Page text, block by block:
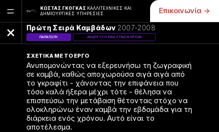
= ΚΏΣΤΑΣ ΓΚΌΓΚΑΣ ΚΑΛΛΙΤΕΧΝΙΚΈΣ ΚΑΙ
ΔΗΜΙΟΥΡΓΙΚΈΣ ΥΠΗΡΕΣΊΕΣ
Επικοινωνία ->
Πρώτη Σειρά Καμβάδων 2007-2008
ΠΑΡΑΓΩΓΉ ΑΝΆΠΤΥΞΗ ΕΙΚΑΣΤΙΚΏΝ ΈΡΓΩΝ
ΣΧΕΤΙΚΆ ΜΕ ΤΟ ΈΡΓΟ
Ανυπομονώντας να εξερευνήσω τη ζωγραφική
σε καμβά, καθώς αποχωρούσα σιγά σιγά από
το γκραφίτι - χάνοντας την επιφάνεια που
τόσο καλά ήξερα μέχρι τότε - θέλησα να
επισπεύσω την μετάβαση θέτοντας στόχο να
ολοκληρώνω έναν καμβά την εβδομάδα για τη
διάρκεια ενός χρόνου. Αυτό είναι το
αποτέλεσμα.